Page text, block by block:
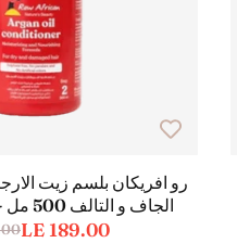
رو افريكان بلسم زيت
الجاف و التالف 500 مل - Raw African
LE 189.00